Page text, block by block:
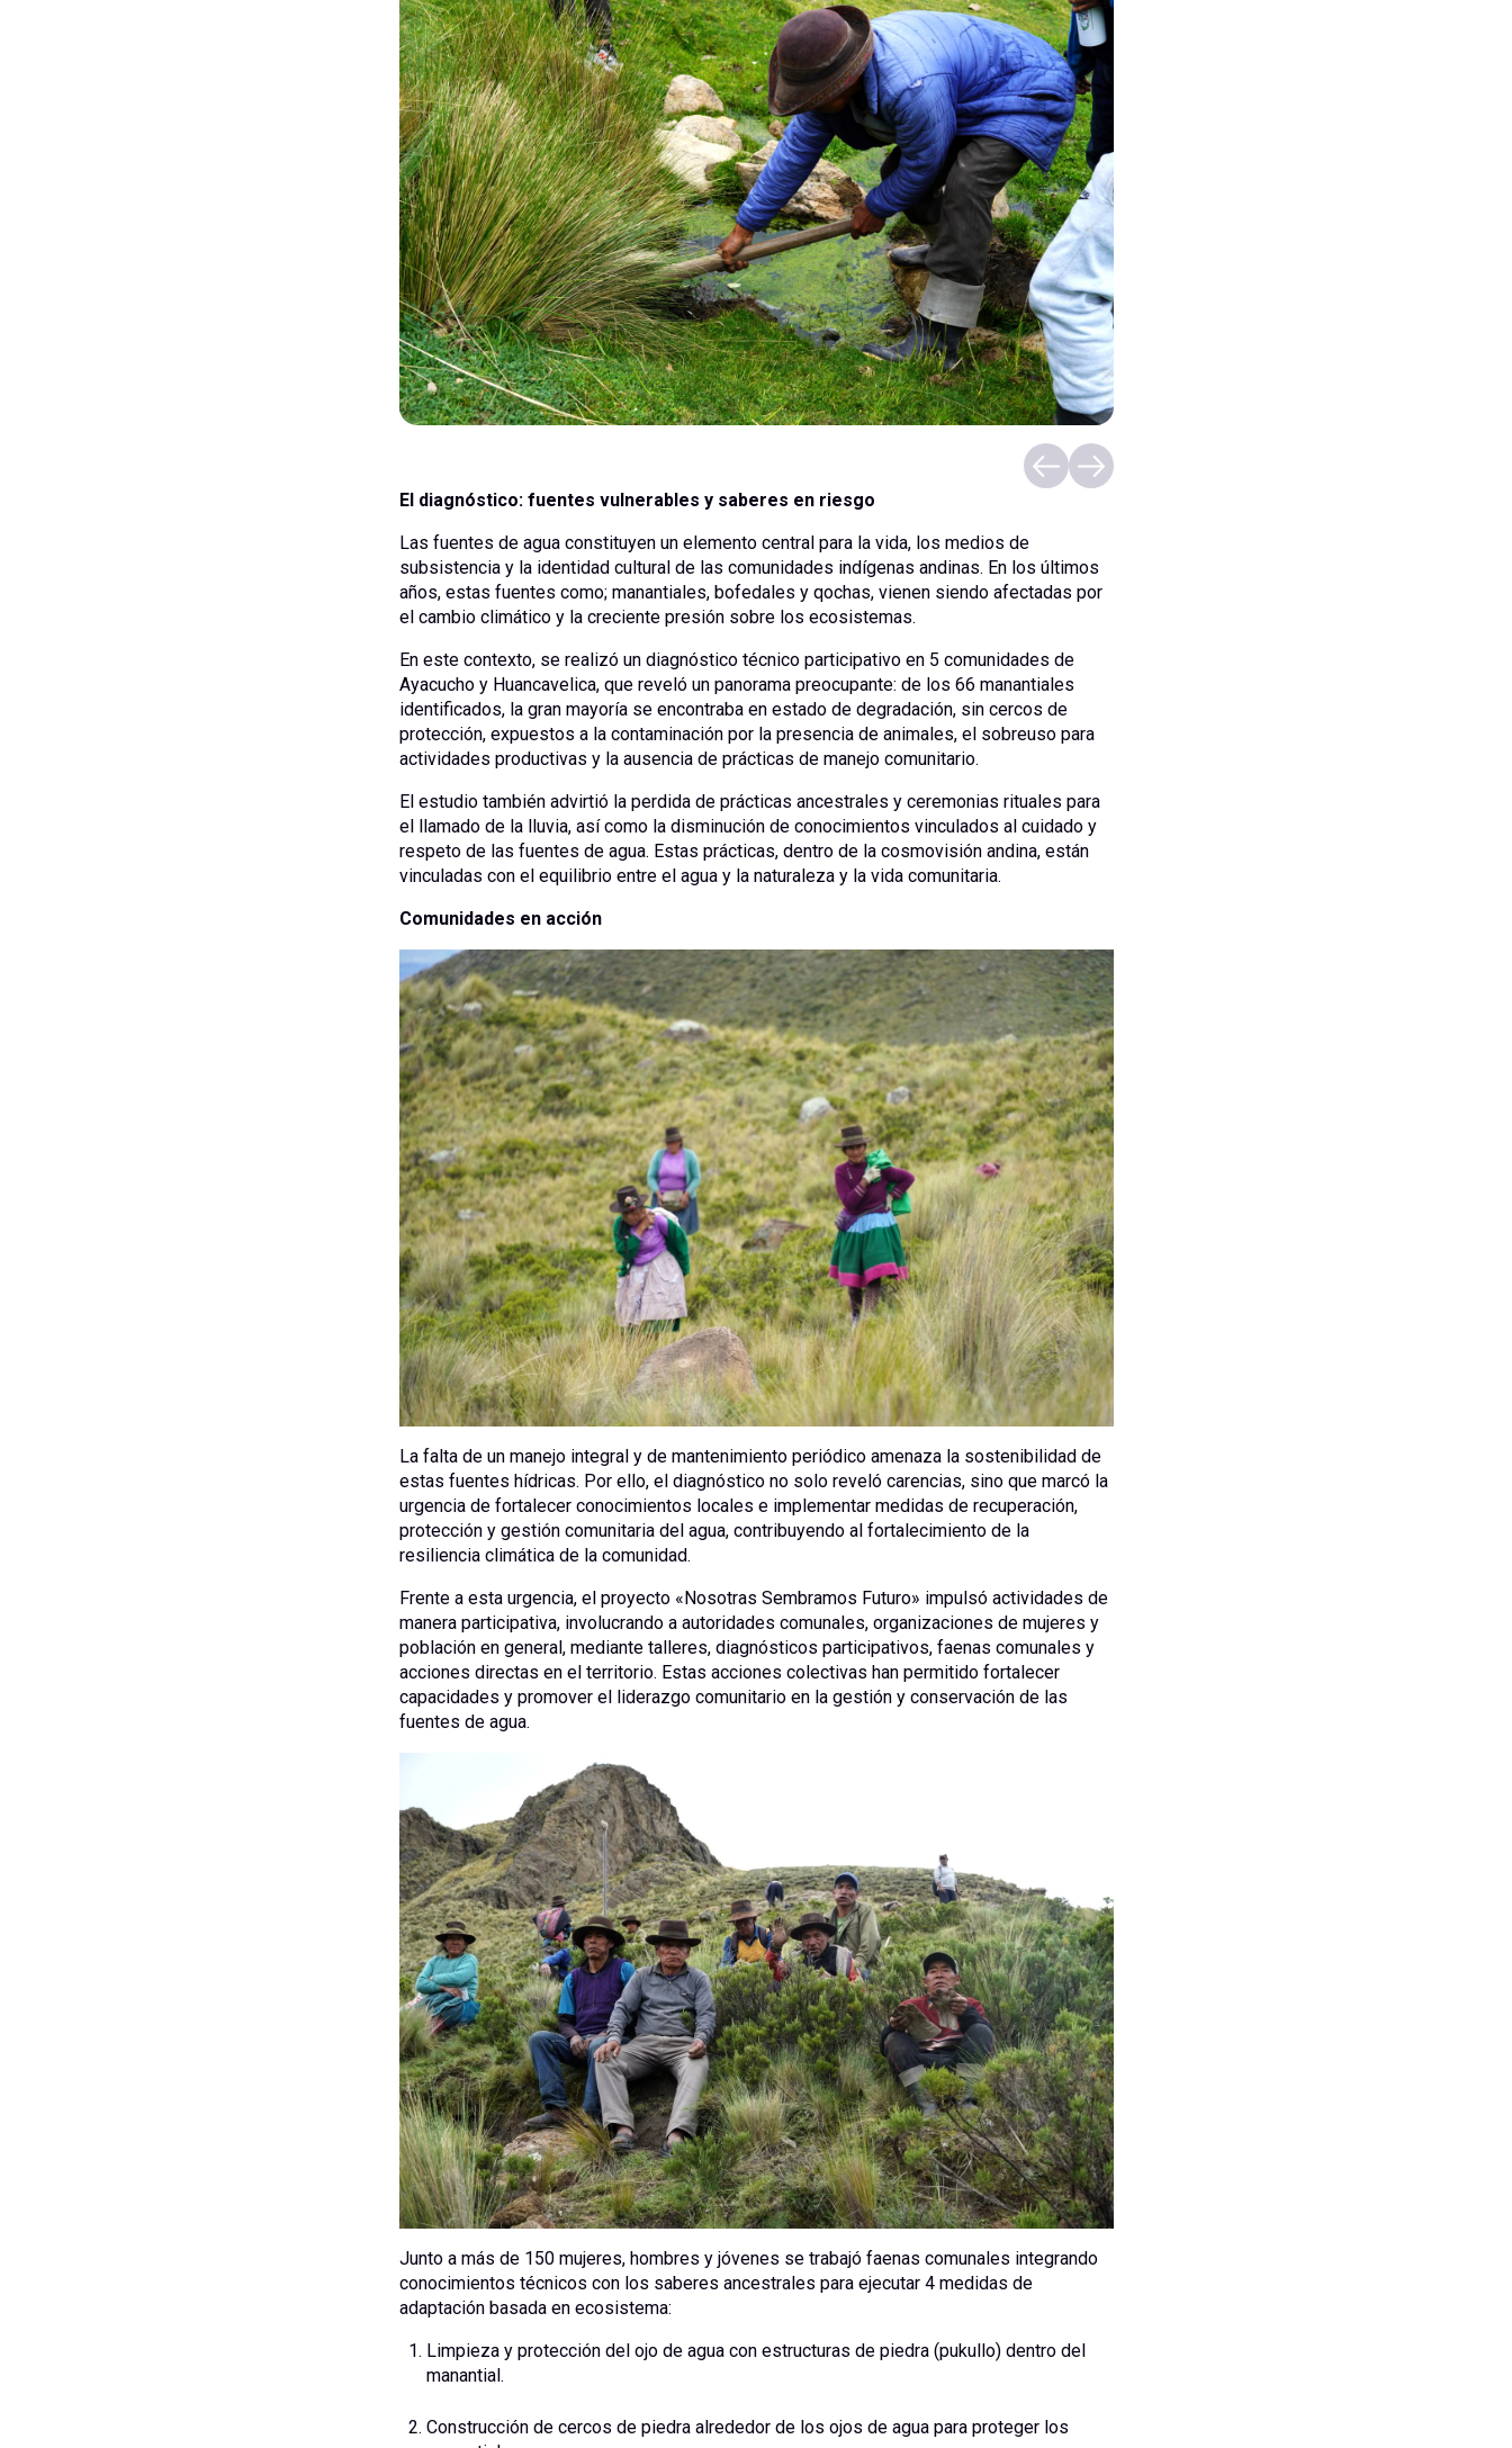
El diagnóstico: fuentes vulnerables y saberes en riesgo
Las fuentes de agua constituyen un elemento central para la vida, los medios de
subsistencia y la identidad cultural de las comunidades indígenas andinas. En los últimos
años, estas fuentes como; manantiales, bofedales y qochas, vienen siendo afectadas por
el cambio climático y la creciente presión sobre los ecosistemas.
En este contexto, se realizó un diagnóstico técnico participativo en 5 comunidades de
Ayacucho y Huancavelica, que reveló un panorama preocupante: de los 66 manantiales
identificados, la gran mayoría se encontraba en estado de degradación, sin cercos de
protección, expuestos a la contaminación por la presencia de animales, el sobreuso para
actividades productivas y la ausencia de prácticas de manejo comunitario.
El estudio también advirtió la perdida de prácticas ancestrales y ceremonias rituales para
el llamado de la lluvia, así como la disminución de conocimientos vinculados al cuidado y
respeto de las fuentes de agua. Estas prácticas, dentro de la cosmovisión andina, están
vinculadas con el equilibrio entre el agua y la naturaleza y la vida comunitaria.
Comunidades en acción
La falta de un manejo integral y de mantenimiento periódico amenaza la sostenibilidad de
estas fuentes hídricas. Por ello, el diagnóstico no solo reveló carencias, sino que marcó la
urgencia de fortalecer conocimientos locales e implementar medidas de recuperación,
protección y gestión comunitaria del agua, contribuyendo al fortalecimiento de la
resiliencia climática de la comunidad.
Frente a esta urgencia, el proyecto «Nosotras Sembramos Futuro» impulsó actividades de
manera participativa, involucrando a autoridades comunales, organizaciones de mujeres y
población en general, mediante talleres, diagnósticos participativos, faenas comunales y
acciones directas en el territorio. Estas acciones colectivas han permitido fortalecer
capacidades y promover el liderazgo comunitario en la gestión y conservación de las
fuentes de agua.
Junto a más de 150 mujeres, hombres y jóvenes se trabajó faenas comunales integrando
conocimientos técnicos con los saberes ancestrales para ejecutar 4 medidas de
adaptación basada en ecosistema:
Limpieza y protección del ojo de agua con estructuras de piedra (pukullo) dentro del
manantial.
Construcción de cercos de piedra alrededor de los ojos de agua para proteger los